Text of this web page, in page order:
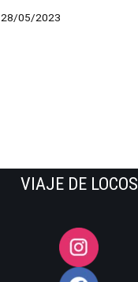
28/05/2023
VIAJE DE LOCOS